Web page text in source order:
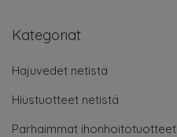
Kategoriat
Hajuvedet netistä
Hiustuotteet netistä
Parhaimmat ihonhoitotuotteet